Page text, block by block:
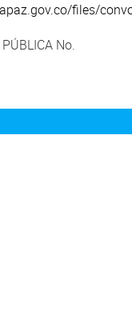
files/
No.